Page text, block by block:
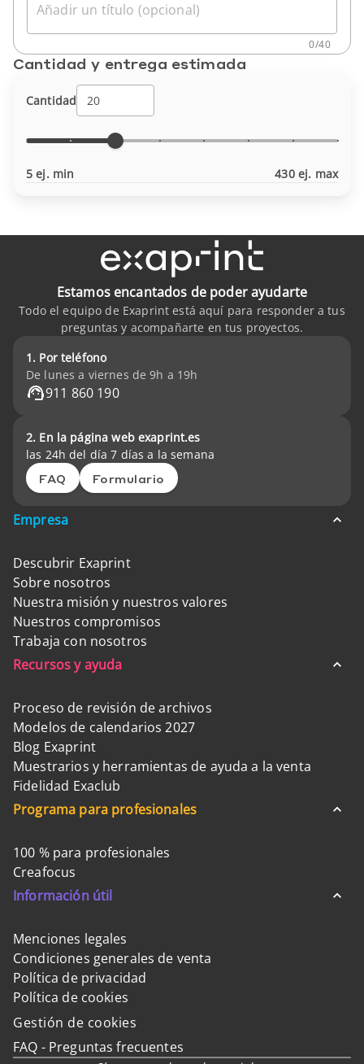
Añadir un título (opcional)
0/40
Cantidad y entrega estimada
Cantidad
5 ej. min 430 ej. max
Estamos encantados de poder ayudarte
Todo el equipo de Exaprint está aquí para responder a tus
preguntas y acompañarte en tus proyectos.
1. Por teléfono
De lunes a viernes de 9h a 19h
911 860 190
2. En la página web exaprint.es
las 24h del día 7 días a la semana
FAQ Formulario
Empresa
Descubrir Exaprint
Sobre nosotros
Nuestra misión y nuestros valores
Nuestros compromisos
Trabaja con nosotros
Recursos y ayuda
Proceso de revisión de archivos
Modelos de calendarios 2027
Blog Exaprint
Muestrarios y herramientas de ayuda a la venta
Fidelidad Exaclub
Programa para profesionales
100 % para profesionales
Creafocus
Información útil
Menciones legales
Condiciones generales de venta
Política de privacidad
Política de cookies
Gestión de cookies
FAQ - Preguntas frecuentes